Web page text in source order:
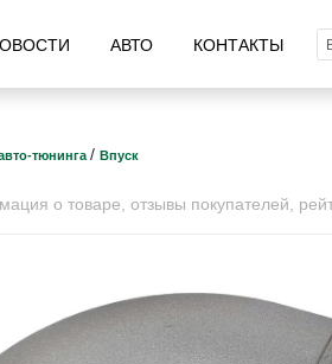
АВТО КОНТАКТЫ
тюнинга / Впуск
о товаре, отзывы покупателей,